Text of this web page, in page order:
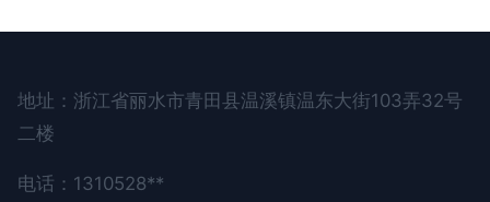
地址：浙江省丽水市青田县温溪镇温东大街103弄32号
二楼
电话：1310528**